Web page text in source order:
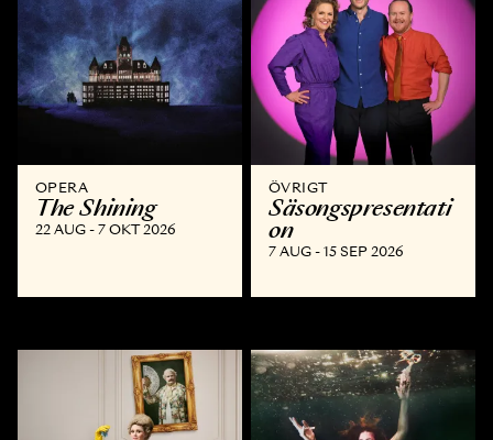
OPERA
The Shining
22 AUG - 7 OKT 2026
ÖVRIGT
Säsongspresentati
on
7 AUG - 15 SEP 2026